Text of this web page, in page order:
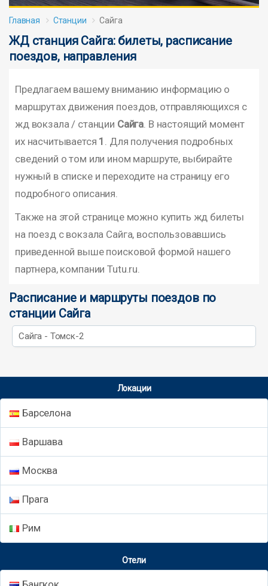
Главная Станции Сайга
ЖД станция Сайга: билеты, расписание
поездов, направления
Предлагаем вашему вниманию информацию о
маршрутах движения поездов, отправляющихся с
жд вокзала / станции Сайга . В настоящий момент
их насчитывается 1 . Для получения подробных
сведений о том или ином маршруте, выбирайте
нужный в списке и переходите на страницу его
подробного описания.
Также на этой странице можно купить жд билеты
на поезд с вокзала Сайга, воспользовавшись
приведенной выше поисковой формой нашего
партнера, компании Tutu.ru.
Расписание и маршруты поездов по
станции Сайга
Сайга - Томск-2
Локации
Барселона
Варшава
Москва
Прага
Рим
Отели